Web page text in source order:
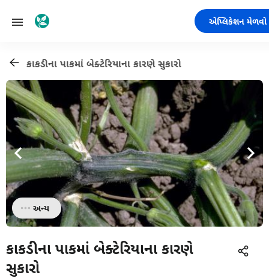
એપ્લિકેશન મેળવો
કાકડીના પાકમાં બેક્ટેરિયાના કારણે સુકારો
અન્ય
કાકડીના પાકમાં બેક્ટેરિયાના કારણે
સુકારો